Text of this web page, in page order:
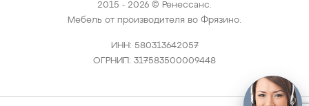
2015 - 2026 © Ренессанс.
Мебель от производителя во Фрязино.
ИНН: 580313642057
ОГРНИП: 317583500009448